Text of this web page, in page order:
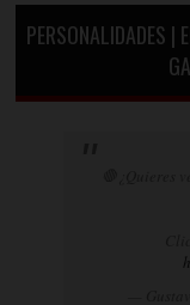
PERSONALIDADES |